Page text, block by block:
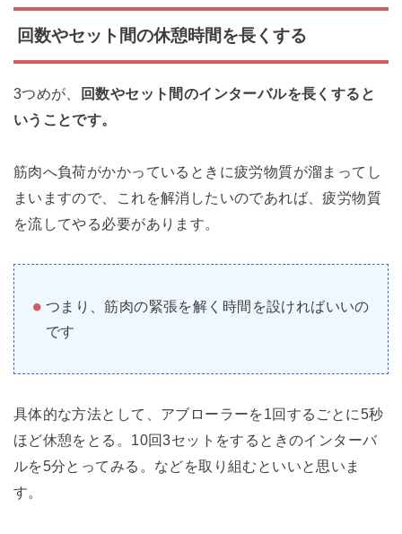
回数やセット間の休憩時間を長くする
3つめが、
回数やセット間のインターバルを長くすると
いうことです。
筋肉へ負荷がかかっているときに疲労物質が溜まってし
まいますので、これを解消したいのであれば、疲労物質
を流してやる必要があります。
つまり、筋肉の緊張を解く時間を設ければいいの
です
具体的な方法として、アブローラーを1回するごとに5秒
ほど休憩をとる。10回3セットをするときのインターバ
ルを5分とってみる。などを取り組むといいと思いま
す。